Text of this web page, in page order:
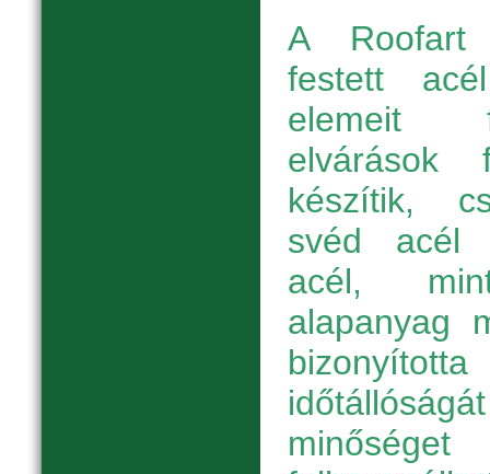
A Roofart
festett
elemeit
elvárások
készítik,
svéd acél
acél,
alapanyag